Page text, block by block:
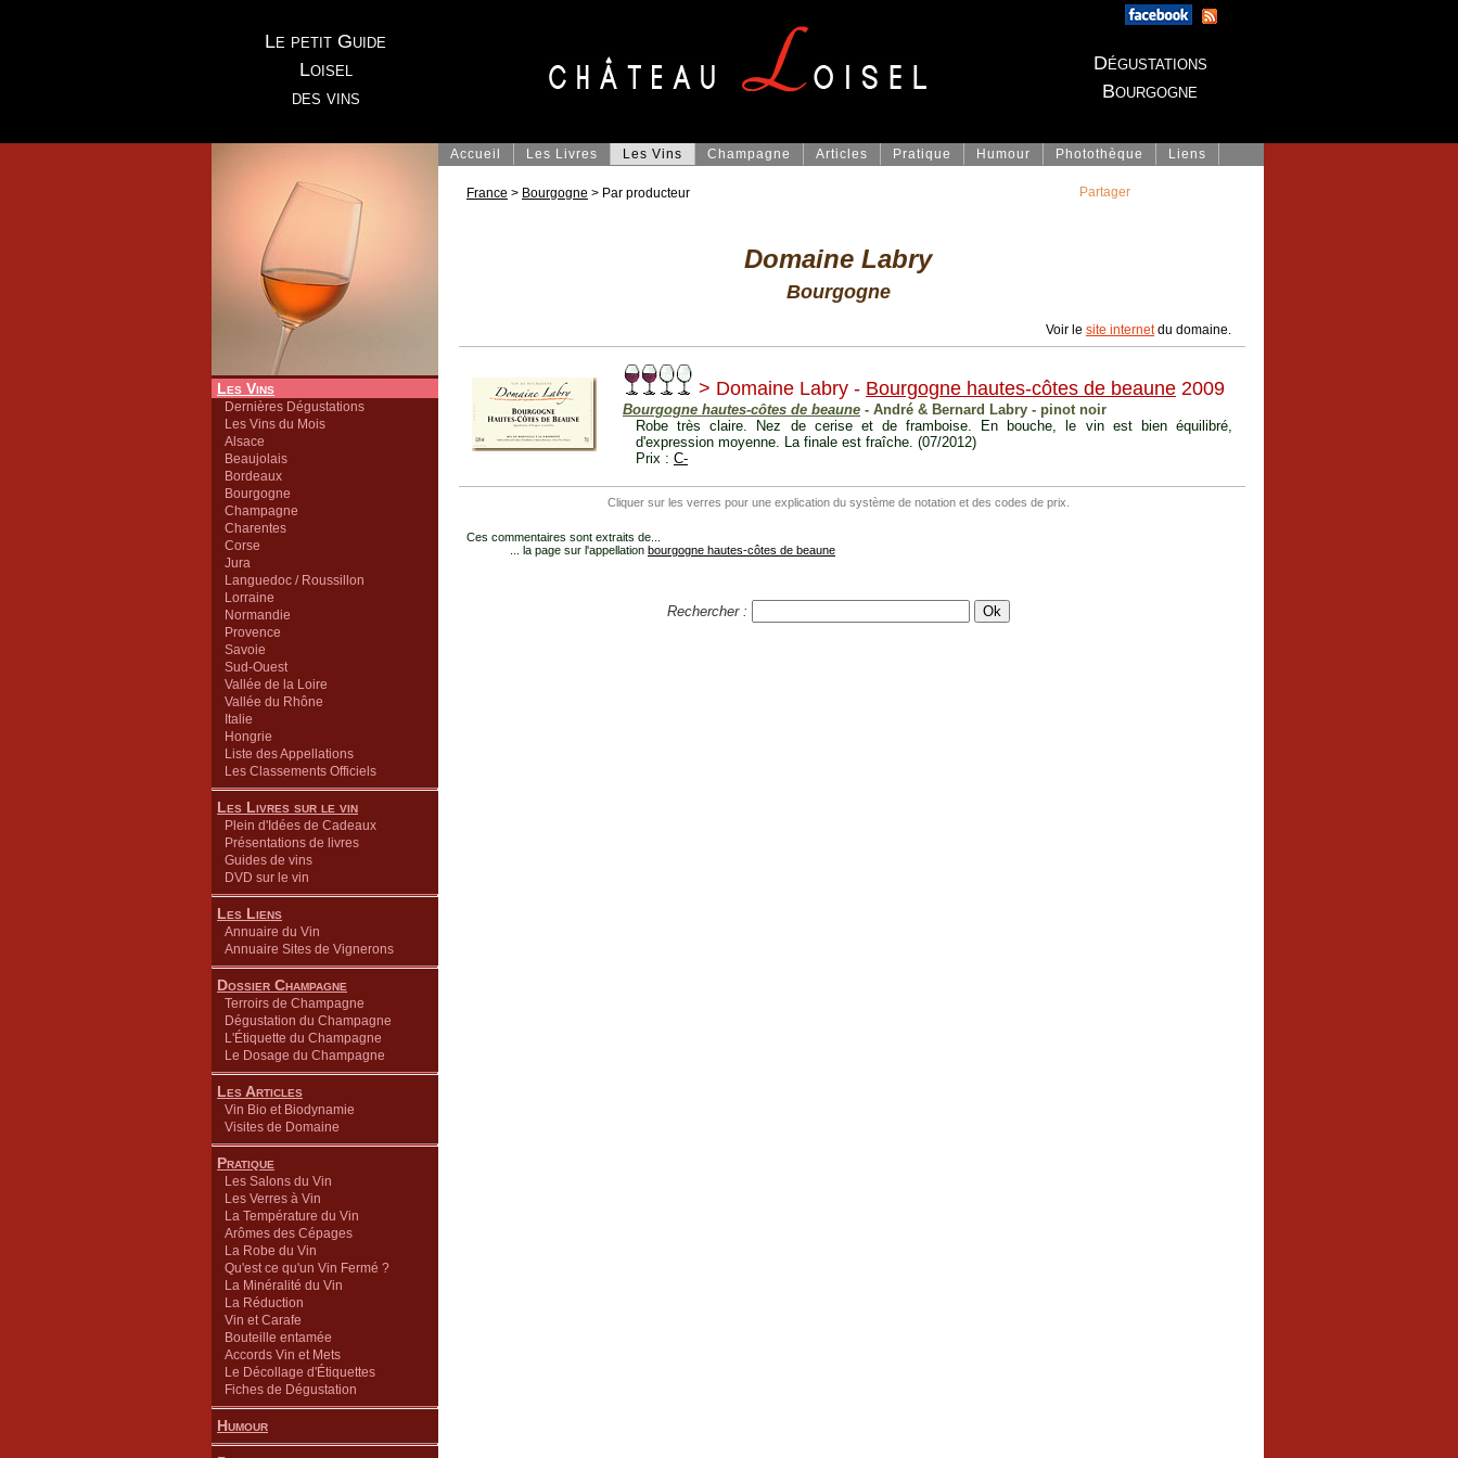
Le petit Guide
Loisel
des vins
Dégustations
Bourgogne
Les Vins
Dernières Dégustations
Les Vins du Mois
Alsace
Beaujolais
Bordeaux
Bourgogne
Champagne
Charentes
Corse
Jura
Languedoc / Roussillon
Lorraine
Normandie
Provence
Savoie
Sud-Ouest
Vallée de la Loire
Vallée du Rhône
Italie
Hongrie
Liste des Appellations
Les Classements Officiels
Les Livres sur le vin
Plein d'Idées de Cadeaux
Présentations de livres
Guides de vins
DVD sur le vin
Les Liens
Annuaire du Vin
Annuaire Sites de Vignerons
Dossier Champagne
Terroirs de Champagne
Dégustation du Champagne
L'Étiquette du Champagne
Le Dosage du Champagne
Les Articles
Vin Bio et Biodynamie
Visites de Domaine
Pratique
Les Salons du Vin
Les Verres à Vin
La Température du Vin
Arômes des Cépages
La Robe du Vin
Qu'est ce qu'un Vin Fermé ?
La Minéralité du Vin
La Réduction
Vin et Carafe
Bouteille entamée
Accords Vin et Mets
Le Décollage d'Étiquettes
Fiches de Dégustation
Humour
Accueil Les Livres Les Vins Champagne Articles Pratique Humour Photothèque Liens
France > Bourgogne > Par producteur
Domaine Labry
Bourgogne
Voir le site internetdu domaine.
> Domaine Labry - Bourgogne hautes-côtes de beaune 2009
Bourgogne hautes-côtes de beaune - André & Bernard Labry - pinot noir
Robe très claire. Nez de cerise et de framboise. En bouche, le vin est bien équilibré,
d'expression moyenne. La finale est fraîche. (07/2012)
Prix : C-
Cliquer sur les verres pour une explication du système de notation et des codes de prix.
Ces commentaires sont extraits de...
... la page sur l'appellation bourgogne hautes-côtes de beaune
Rechercher :
Partager